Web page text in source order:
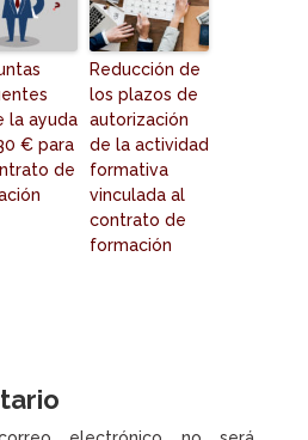
la ayuda
€ para
de
Reducción de
los plazos de
autorización
de la actividad
formativa
vinculada al
contrato de
formación